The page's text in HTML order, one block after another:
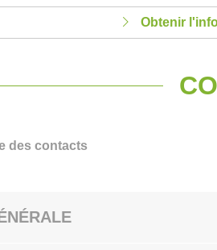
Obtenir
des contacts